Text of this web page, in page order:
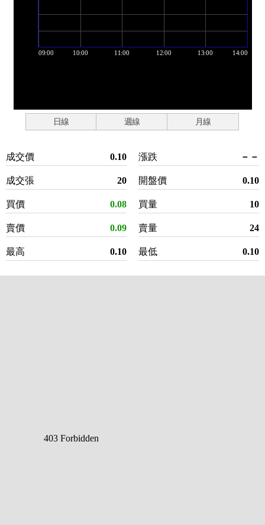
日線 週線 月線
成交價 0.10
成交張 20
買價 0.08
賣價 0.09
最高 0.10
漲跌 －－
開盤價 0.10
買量 10
賣量 24
最低 0.10